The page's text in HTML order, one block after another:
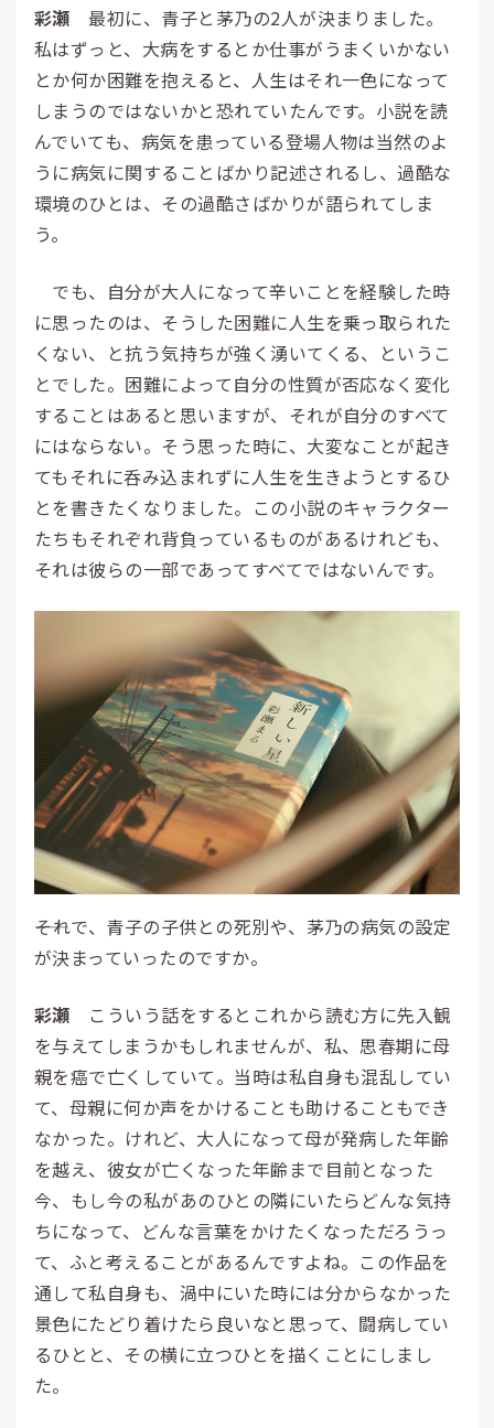
彩瀬 最初に、青子と茅乃の2人が決まりました。
私はずっと、大病をするとか仕事がうまくいかない
とか何か困難を抱えると、人生はそれ一色になって
しまうのではないかと恐れていたんです。小説を読
んでいても、病気を患っている登場人物は当然のよ
うに病気に関することばかり記述されるし、過酷な
環境のひとは、その過酷さばかりが語られてしま
う。
でも、自分が大人になって辛いことを経験した時
に思ったのは、そうした困難に人生を乗っ取られた
くない、と抗う気持ちが強く湧いてくる、というこ
とでした。困難によって自分の性質が否応なく変化
することはあると思いますが、それが自分のすべて
にはならない。そう思った時に、大変なことが起き
てもそれに呑み込まれずに人生を生きようとするひ
とを書きたくなりました。この小説のキャラクター
たちもそれぞれ背負っているものがあるけれども、
それは彼らの一部であってすべてではないんです。
――それで、青子の子供との死別や、茅乃の病気の設定
が決まっていったのですか。
彩瀬 こういう話をするとこれから読む方に先入観
を与えてしまうかもしれませんが、私、思春期に母
親を癌で亡くしていて。当時は私自身も混乱してい
て、母親に何か声をかけることも助けることもでき
なかった。けれど、大人になって母が発病した年齢
を越え、彼女が亡くなった年齢まで目前となった
今、もし今の私があのひとの隣にいたらどんな気持
ちになって、どんな言葉をかけたくなっただろうっ
て、ふと考えることがあるんですよね。この作品を
通して私自身も、渦中にいた時には分からなかった
景色にたどり着けたら良いなと思って、闘病してい
るひとと、その横に立つひとを描くことにしまし
た。